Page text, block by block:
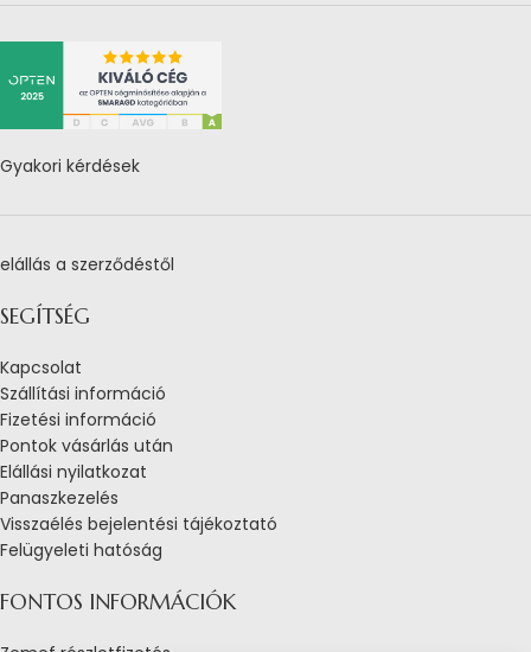
Gyakori kérdések
elállás a szerződéstől
SEGÍTSÉG
Kapcsolat
Szállítási információ
Fizetési információ
Pontok vásárlás után
Elállási nyilatkozat
Panaszkezelés
Visszaélés bejelentési tájékoztató
Felügyeleti hatóság
FONTOS INFORMÁCIÓK